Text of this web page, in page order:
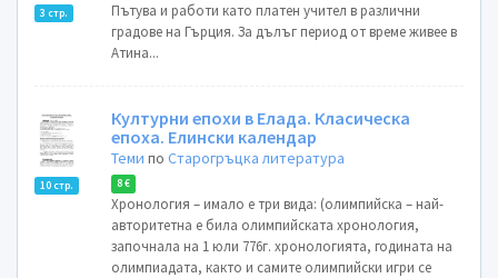
3 стр.
Пътува и работи като платен учител в различни
градове на Гърция. За дълъг период от време живее в
Атина...
10 стр.
Културни епохи в Елада. Класическа
епоха. Елински календар
Теми поСтарогръцка литература
8 €
Хронология – имало е три вида: (олимпийска – най-
авторитетна е била олимпийската хронология,
започнала на 1 юли 776г. хронологията, годината на
олимпиадата, както и самите олимпийски игри се